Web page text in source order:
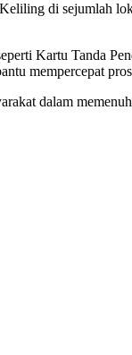
di sejumlah
Kartu Tanda
mempercepat
dalam